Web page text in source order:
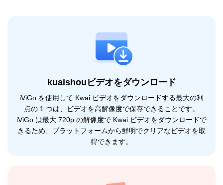
kuaishouビデオをダウンロード
iViGo を使用して Kwai ビデオをダウンロードする最大の利
点の 1 つは、ビデオを高解像度で保存できることです。
iViGo は最大 720p の解像度で Kwai ビデオをダウンロードで
きるため、プラットフォームから鮮明でクリアなビデオを取
得できます。